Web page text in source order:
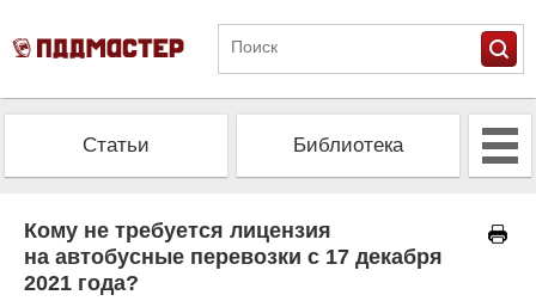
Статьи Библиотека
Альманах
Проверить штрафы
Кому не требуется лицензия
на автобусные перевозки с 17 декабря
2021 года?